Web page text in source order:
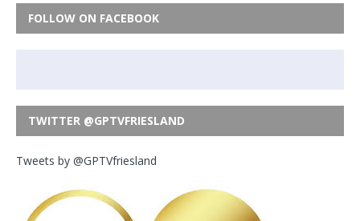
FOLLOW ON FACEBOOK
TWITTER @GPTVFRIESLAND
Tweets by @GPTVfriesland